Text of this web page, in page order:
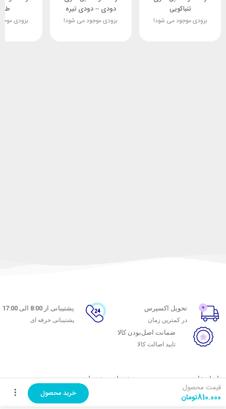
تنباکویی
بزودی موجود می شود!
دودی – دودی تیره
بزودی موجود می شود! بزودی
قیمت محصول:
تومان810.000 خرید محصول
تحویل اکسپرس
در کمترین زمان
پشتیبانی از 8:00 الی 17:00
پشتیبانی حرفه ای
ضمانت اصل‌بودن کالا
تایید اصالت کالا
با ماه خانوم
اتاق خبر ماه خانوم
خدمات مشتریان
پاسخ به پرسش‌های متداول